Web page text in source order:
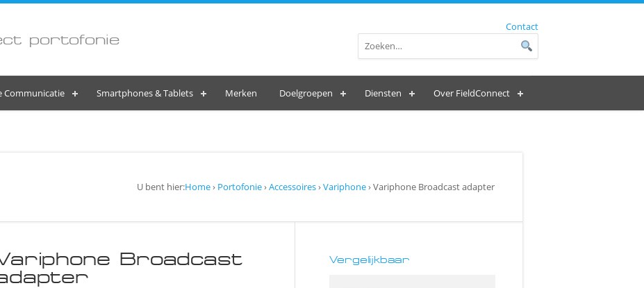
portofonie
Contact
Communicatie Smartphones & Tablets Merken Doelgroepen Diensten Over FieldConnect
U bent hier:Home› Portofonie›Accessoires›Variphone› Variphone Broadcast adapter
Broadcast
Vergelijkbaar